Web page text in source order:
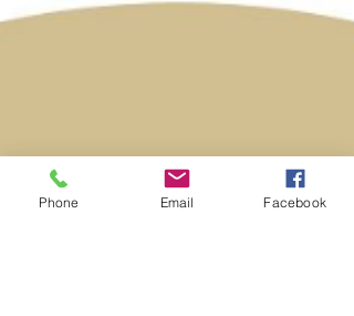
diese Momente zu begleiten...
Phone Email Facebook